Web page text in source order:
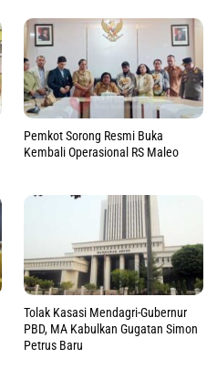
Pemkot Sorong Resmi Buka
Kembali Operasional RS Maleo
Tolak Kasasi Mendagri-Gubernur
PBD, MA Kabulkan Gugatan Simon
Petrus Baru